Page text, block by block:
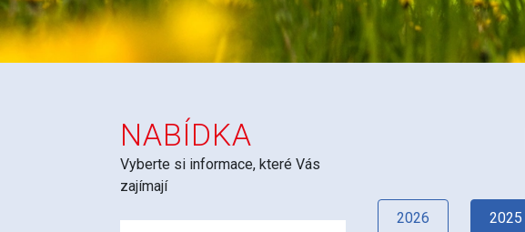
NABÍDKA
Vyberte si informace, které Vás
zajímají
2026 2025